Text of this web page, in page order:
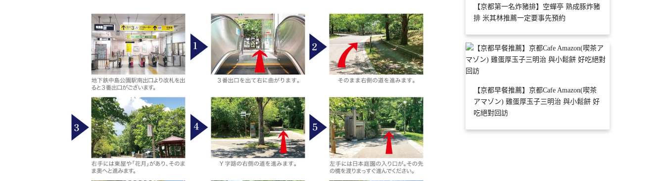
【京都第一名炸豬排】空蟬亭 熟成豚炸豬
排 米其林推薦一定要事先預約
【京都早餐推薦】京都Cafe Amazon(喫茶
アマゾン) 雞蛋厚玉子三明治 與小鬆餅 好
吃絕對回訪